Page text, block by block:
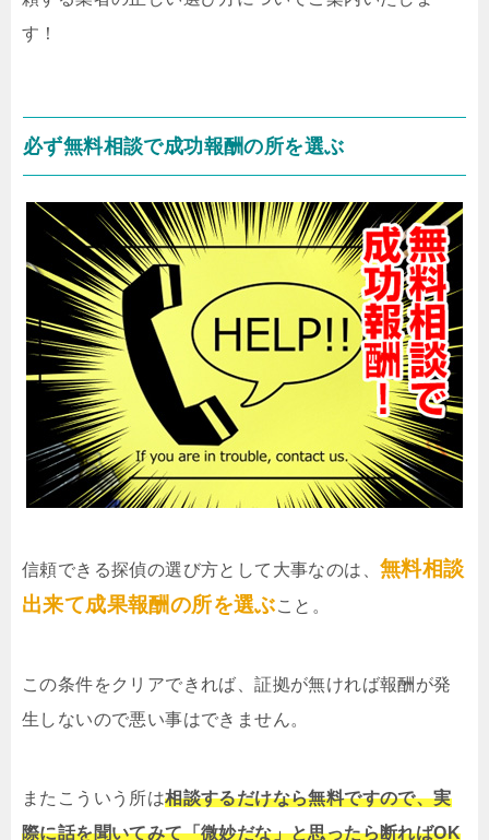
す！
必ず無料相談で成功報酬の所を選ぶ
信頼できる探偵の選び方として大事なのは、 無料相談
出来て成果報酬の所を選ぶこと。
この条件をクリアできれば、証拠が無ければ報酬が発
生しないので悪い事はできません。
またこういう所は相談するだけなら無料ですので、実
際に話を聞いてみて「微妙だな」と思ったら断ればOK